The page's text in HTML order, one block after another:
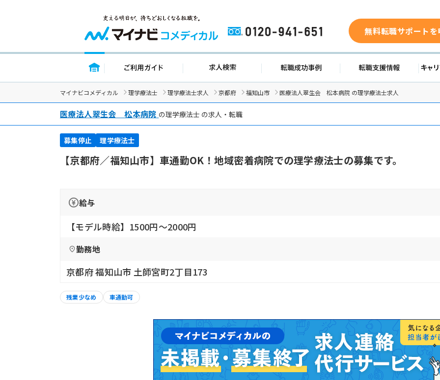
0120-941-651 無料転職サポート
トップページ ご利用ガイド 求人検索 転職成功事例 転職支
マイナビコメディカル 理学療法士 理学療法士求人 京都府 福知山市 医療法人翠生会 松本病院 の理学療法士求人
医療法人翠生会 松本病院 の理学療法士 の求人・転職
募集停止 理学療法士
【京都府／福知山市】車通勤OK！地域密着病院での理学療法士の募集です。
給与
【モデル時給】1500円〜2000円
勤務地
京都府 福知山市 土師宮町2丁目173
残業少なめ 車通勤可